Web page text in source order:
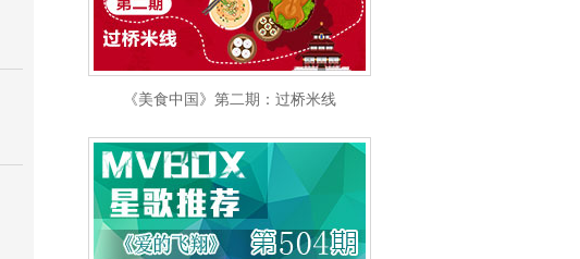
《美食中国》第二期：过桥米线